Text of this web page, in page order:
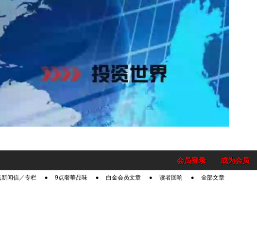
成为会员
会员登录
新闻信／专栏 9点奢華品味 白金会员文章 读者回响 全部文章